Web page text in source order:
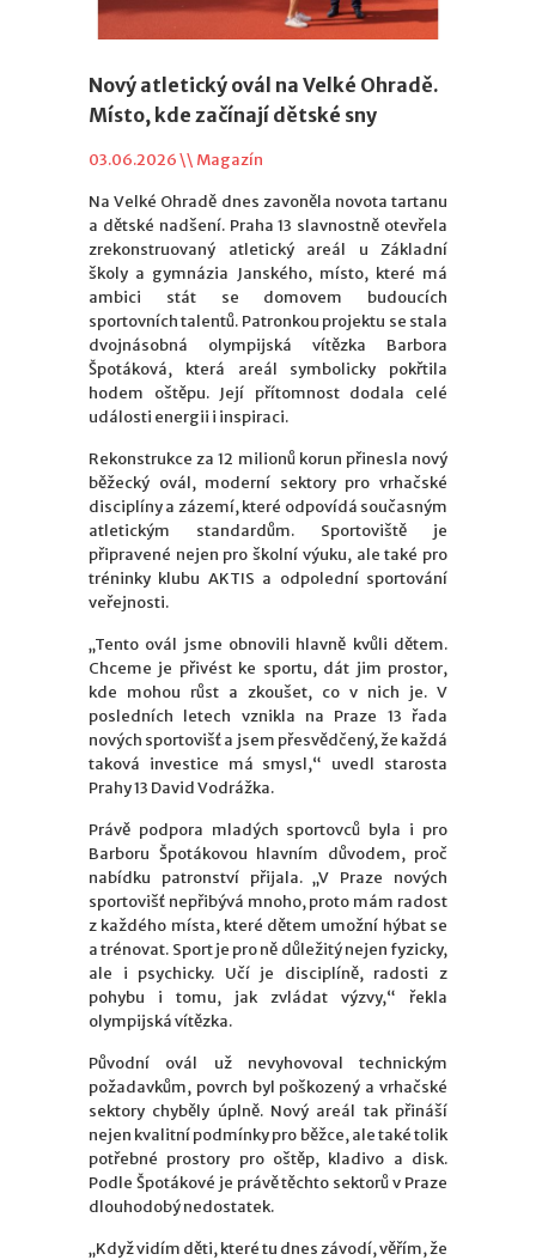
Nový atletický ovál na Velké Ohradě.
Místo, kde začínají dětské sny
03.06.2026 \\ Magazín
Na Velké Ohradě dnes zavoněla novota tartanu
a dětské nadšení. Praha 13 slavnostně otevřela
zrekonstruovaný atletický areál u Základní
školy a gymnázia Janského, místo, které má
ambici stát se domovem budoucích
sportovních talentů. Patronkou projektu se stala
dvojnásobná olympijská vítězka Barbora
Špotáková, která areál symbolicky pokřtila
hodem oštěpu. Její přítomnost dodala celé
události energii i inspiraci.
Rekonstrukce za 12 milionů korun přinesla nový
běžecký ovál, moderní sektory pro vrhačské
disciplíny a zázemí, které odpovídá současným
atletickým standardům. Sportoviště je
připravené nejen pro školní výuku, ale také pro
tréninky klubu AKTIS a odpolední sportování
veřejnosti.
„Tento ovál jsme obnovili hlavně kvůli dětem.
Chceme je přivést ke sportu, dát jim prostor,
kde mohou růst a zkoušet, co v nich je. V
posledních letech vznikla na Praze 13 řada
nových sportovišť a jsem přesvědčený, že každá
taková investice má smysl,“ uvedl starosta
Prahy 13 David Vodrážka.
Právě podpora mladých sportovců byla i pro
Barboru Špotákovou hlavním důvodem, proč
nabídku patronství přijala. „V Praze nových
sportovišť nepřibývá mnoho, proto mám radost
z každého místa, které dětem umožní hýbat se
a trénovat. Sport je pro ně důležitý nejen fyzicky,
ale i psychicky. Učí je disciplíně, radosti z
pohybu i tomu, jak zvládat výzvy,“ řekla
olympijská vítězka.
Původní ovál už nevyhovoval technickým
požadavkům, povrch byl poškozený a vrhačské
sektory chyběly úplně. Nový areál tak přináší
nejen kvalitní podmínky pro běžce, ale také tolik
potřebné prostory pro oštěp, kladivo a disk.
Podle Špotákové je právě těchto sektorů v Praze
dlouhodobý nedostatek.
„Když vidím děti, které tu dnes závodí, věřím, že